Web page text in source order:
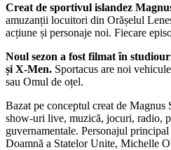
Creat de sportivul islandez
amuzanții locuitori din Orășelul
acțiune și personaje noi. Fiecare
Noul sezon a fost filmat în
și X-Men. Sportacus are noi
sau Omul de oțel.
Bazat pe conceptul creat de
show-uri live, muzică, jocuri, radio,
guvernamentale. Personajul
Doamnă a Statelor Unite, Michelle